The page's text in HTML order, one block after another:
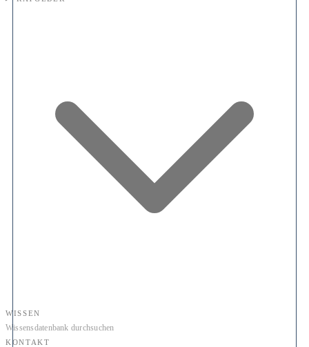
WISSEN
Wissensdatenbank durchsuchen
KONTAKT